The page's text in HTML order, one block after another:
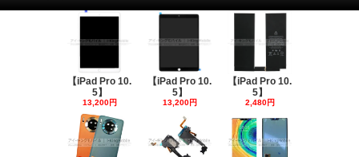
【iPad Pro 10.
5】
13,200円
【iPad Pro 10.
5】
13,200円
【iPad Pro 10.
5】
2,480円